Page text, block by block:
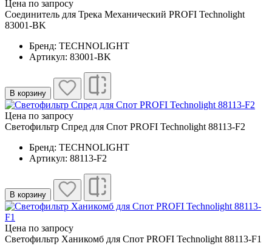
Цена по запросу
Соединитель для Трека Механический PROFI Technolight
83001-BK
Бренд: TECHNOLIGHT
Артикул: 83001-BK
В корзину
Цена по запросу
Светофильтр Спред для Спот PROFI Technolight 88113-F2
Бренд: TECHNOLIGHT
Артикул: 88113-F2
В корзину
Цена по запросу
Светофильтр Ханикомб для Спот PROFI Technolight 88113-F1